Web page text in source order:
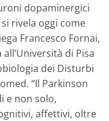
dopaminergici
rivela oggi come
Francesco Fornai,
di Pisa
dei Disturbi
“Il Parkinson
e non solo,
affettivi, oltre